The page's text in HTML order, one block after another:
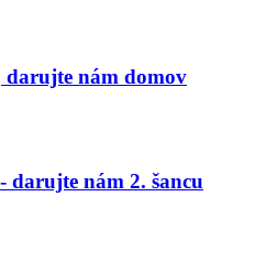
nám domov
darujte nám 2. šancu